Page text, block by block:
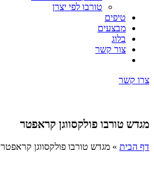
טורבו לפי יצרן
טיפים
מבצעים
בלוג
צור קשר
צרו קשר
מגדש טורבו פולקסווגן קראפטר
דף הבית » מגדש טורבו פולקסווגן קראפטר